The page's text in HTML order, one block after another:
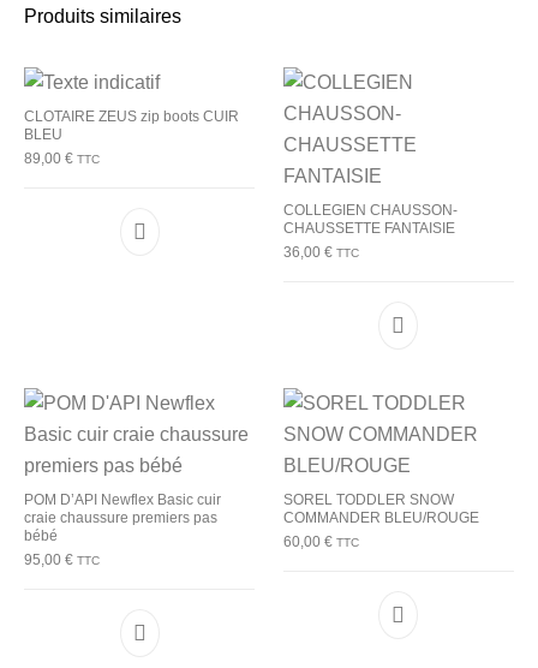
Produits similaires
CLOTAIRE ZEUS zip boots CUIR
BLEU
89,00€ TTC
Ce produit a plusieurs variations. Les options
COLLEGIEN CHAUSSON-
CHAUSSETTE FANTAISIE
36,00 € TTC
Ce produit a
POM D’API Newflex Basic cuir
craie chaussure premiers pas
bébé
95,00€ TTC
Ce produit a plusieurs variations. Les options
SOREL TODDLER SNOW
COMMANDER BLEU/ROUGE
60,00 € TTC
Ce produit a